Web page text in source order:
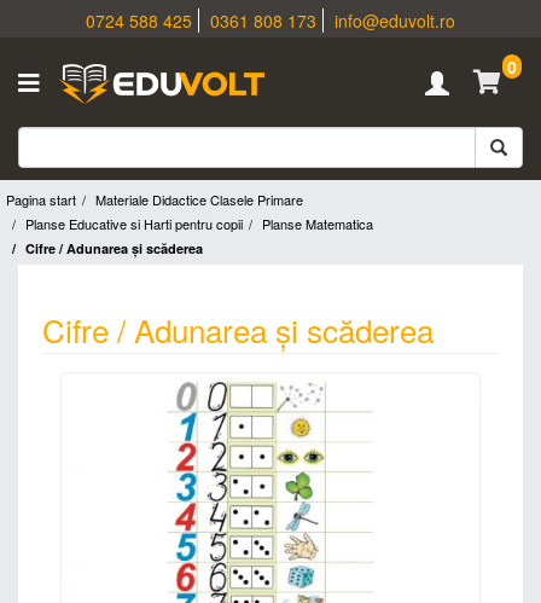
0724 588 425 0361 808 173
info@eduvolt.ro
0
Pagina start
Materiale Didactice Clasele Primare
Planse Educative si Harti pentru copii
Planse Matematica
Cifre / Adunarea şi scăderea
Cifre / Adunarea şi scăderea